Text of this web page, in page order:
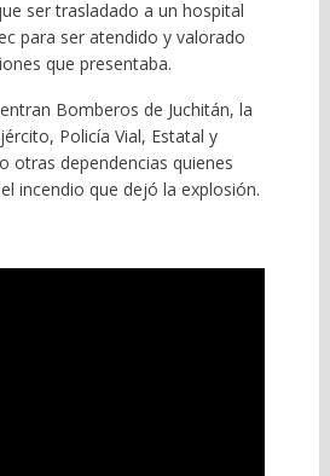
ser trasladado a un hospital
para ser atendido y valorado
que presentaba.
Bomberos de Juchitán, la
Policía Vial, Estatal y
otras dependencias quienes
incendio que dejó la explosión.